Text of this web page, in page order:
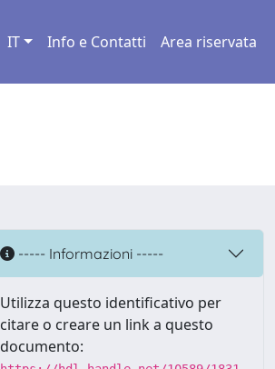
IT Info e Contatti Area riservata
----- Informazioni -----
Utilizza questo identificativo per
citare o creare un link a questo
documento: